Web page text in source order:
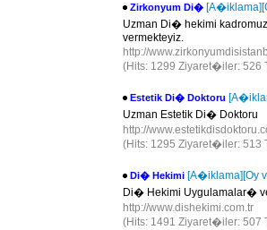
Zirkonyum Di� [A�iklama]
Uzman Di� hekimi
vermekteyiz.
http://
(Hits: 1299 Ziyaret�iler: 526
Estetik Di� Doktoru
Uzman Estetik Di� Doktoru
http://
(Hits: 1295 Ziyaret�iler: 513
Di� Hekimi [A�iklama][Oy
Di� Hekimi Uygulamalar�
http://www.dishekimi.com.tr
(Hits: 1491 Ziyaret�iler: 507